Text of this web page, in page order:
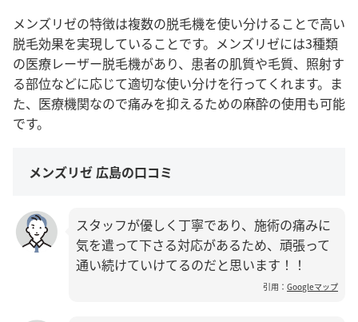
メンズリゼの特徴は複数の脱毛機を使い分けることで高い
脱毛効果を実現していることです。メンズリゼには3種類
の医療レーザー脱毛機があり、患者の肌質や毛質、照射す
る部位などに応じて適切な使い分けを行ってくれます。ま
た、医療機関なので痛みを抑えるための麻酔の使用も可能
です。
メンズリゼ 広島の口コミ
スタッフが優しく丁寧であり、施術の痛みに
気を遣って下さる対応があるため、頑張って
通い続けていけてるのだと思います！！
引用： Googleマップ